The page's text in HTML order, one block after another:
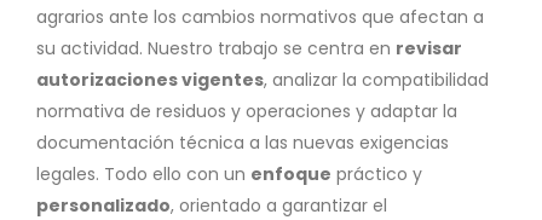
agrarios ante los cambios normativos que afectan a
su actividad. Nuestro trabajo se centra en revisar
autorizaciones vigentes, analizar la compatibilidad
normativa de residuos y operaciones y adaptar la
documentación técnica a las nuevas exigencias
legales. Todo ello con un enfoque práctico y
personalizado, orientado a garantizar el